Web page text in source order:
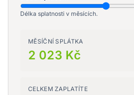
Délka splatnosti v měsících.
MĚSÍČNÍ SPLÁTKA
2 023 Kč
CELKEM ZAPLATÍTE